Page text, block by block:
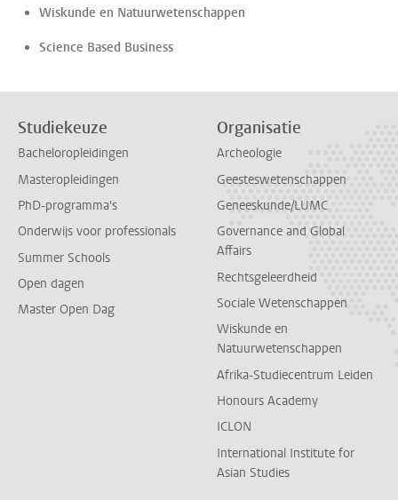
Wiskunde en Natuurwetenschappen
Science Based Business
Studiekeuze
Bacheloropleidingen
Masteropleidingen
PhD-programma's
Onderwijs voor professionals
Summer Schools
Open dagen
Master Open Dag
Organisatie
Archeologie
Geesteswetenschappen
Geneeskunde/LUMC
Governance and Global
Affairs
Rechtsgeleerdheid
Sociale Wetenschappen
Wiskunde en
Natuurwetenschappen
Afrika-Studiecentrum Leiden
Honours Academy
ICLON
International Institute for
Asian Studies